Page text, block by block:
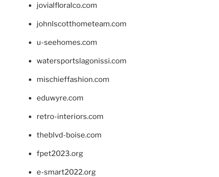
jovialfloralco.com
johnlscotthometeam.com
u-seehomes.com
watersportslagonissi.com
mischieffashion.com
eduwyre.com
retro-interiors.com
theblvd-boise.com
fpet2023.org
e-smart2022.org